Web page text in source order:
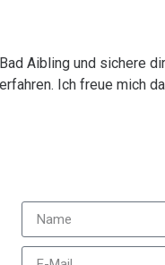
Aibling und sichere
Ich freue mich